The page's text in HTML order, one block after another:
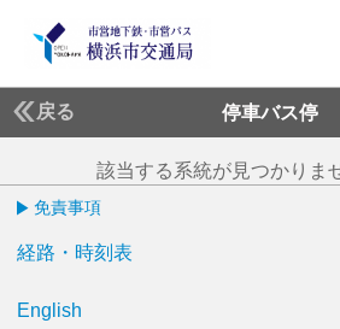
戻る 停車バス停
該当する系統が見つかりま
免責事項
経路・時刻表
English